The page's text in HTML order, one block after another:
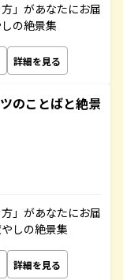
」があなたにお届
の絶景集
詳細を見る
のことばと絶景
」があなたにお届
しの絶景集
詳細を見る